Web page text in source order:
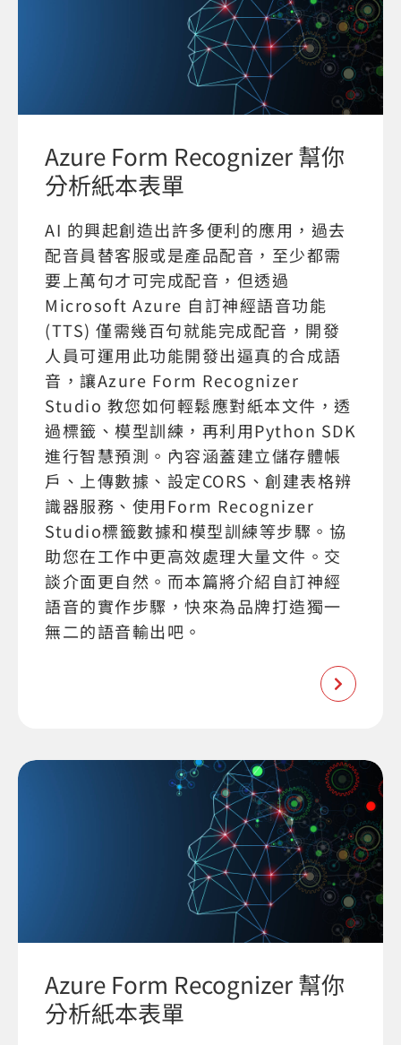
Azure Form Recognizer 幫你
分析紙本表單
AI 的興起創造出許多便利的應用，過去
配音員替客服或是產品配音，至少都需
要上萬句才可完成配音，但透過
Microsoft Azure 自訂神經語音功能
(TTS) 僅需幾百句就能完成配音，開發
人員可運用此功能開發出逼真的合成語
音，讓Azure Form Recognizer
Studio 教您如何輕鬆應對紙本文件，透
過標籤、模型訓練，再利用Python SDK
進行智慧預測。內容涵蓋建立儲存體帳
戶、上傳數據、設定CORS、創建表格辨
識器服務、使用Form Recognizer
Studio標籤數據和模型訓練等步驟。協
助您在工作中更高效處理大量文件。交
談介面更自然。而本篇將介紹自訂神經
語音的實作步驟，快來為品牌打造獨一
無二的語音輸出吧。
Azure Form Recognizer 幫你
分析紙本表單